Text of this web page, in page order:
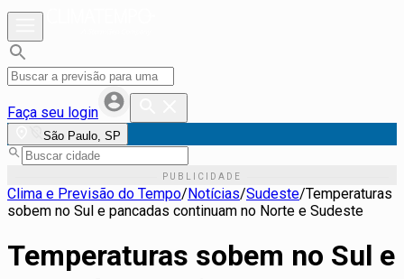
Faça seu login
São Paulo, SP
Clima e Previsão do Tempo/Notícias/Sudeste/Temperaturas
sobem no Sul e pancadas continuam no Norte e Sudeste
Temperaturas sobem no Sul e